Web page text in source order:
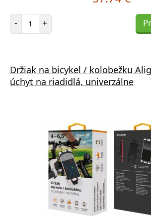
- Počet položiek
+
Držiak na bicykel / kolobežku
úchyt na riadidlá, univerzálne